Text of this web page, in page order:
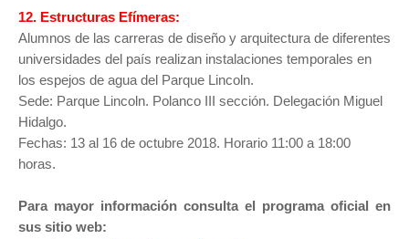
12. Estructuras Efímeras:
Alumnos de las carreras de diseño y arquitectura de diferentes
universidades del país realizan instalaciones temporales en
los espejos de agua del Parque Lincoln.
Sede: Parque Lincoln. Polanco III sección. Delegación Miguel
Hidalgo.
Fechas: 13 al 16 de octubre 2018. Horario 11:00 a 18:00
horas.
Para mayor información consulta el programa oficial en
sus sitio web: